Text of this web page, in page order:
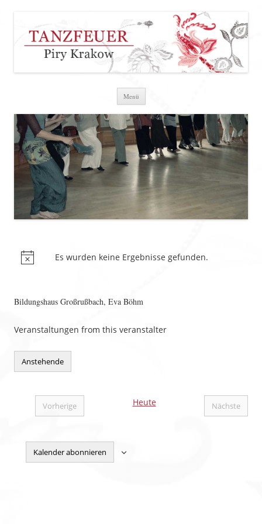
Menü
Es wurden keine Ergebnisse gefunden.
Bildungshaus Großrußbach, Eva Böhm
Veranstaltungen from this veranstalter
Anstehende
Vorherige
Veranstaltungen
Heute
Nächste
Kalender abonnieren